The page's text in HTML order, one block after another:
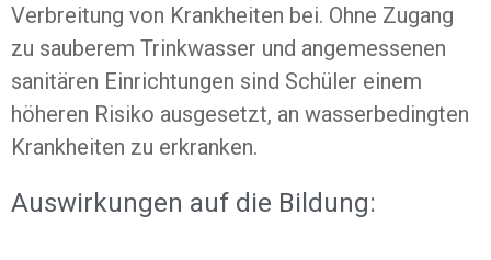
Verbreitung von Krankheiten bei. Ohne Zugang
zu sauberem Trinkwasser und angemessenen
sanitären Einrichtungen sind Schüler einem
höheren Risiko ausgesetzt, an wasserbedingten
Krankheiten zu erkranken.
Auswirkungen auf die Bildung: